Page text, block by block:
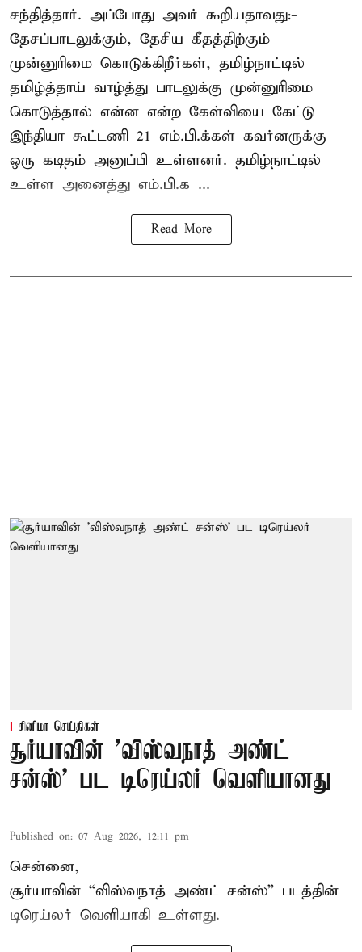
சந்தித்தார். அப்போது அவர் கூறியதாவது:-
தேசப்பாடலுக்கும், தேசிய கீதத்திற்கும்
முன்னுரிமை கொடுக்கிறீர்கள், தமிழ்நாட்டில்
தமிழ்த்தாய் வாழ்த்து பாடலுக்கு முன்னுரிமை
கொடுத்தால் என்ன என்ற கேள்வியை கேட்டு
இந்தியா கூட்டணி 21 எம்.பி.க்கள் கவர்னருக்கு
ஒரு கடிதம் அனுப்பி உள்ளனர். தமிழ்நாட்டில்
உள்ள அனைத்து எம்.பி.க ...
Read More
சினிமா செய்திகள்
சூர்யாவின் 'விஸ்வநாத் அண்ட்
சன்ஸ்' பட டிரெய்லர் வெளியானது
Published on: 07 Aug 2026, 12:11 pm
சென்னை,
சூர்யாவின் “விஸ்வநாத் அண்ட் சன்ஸ்” படத்தின்
டிரெய்லர் வெளியாகி உள்ளது.